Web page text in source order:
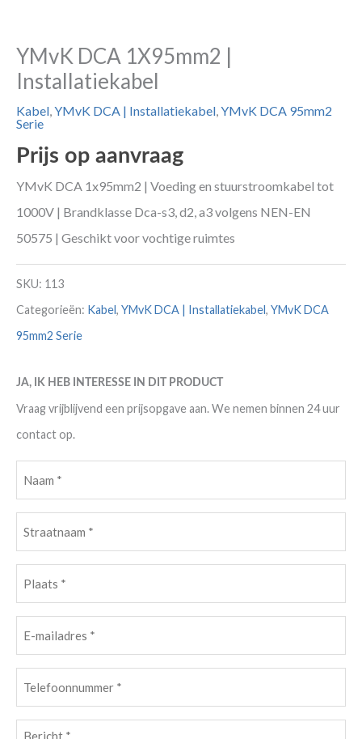
YMvK DCA 1X95mm2 |
Installatiekabel
Kabel,YMvK DCA | Installatiekabel,YMvK DCA 95mm2
Serie
Prijs op aanvraag
YMvK DCA 1x95mm2 | Voeding en stuurstroomkabel tot
1000V | Brandklasse Dca-s3, d2, a3 volgens NEN-EN
50575 | Geschikt voor vochtige ruimtes
SKU: 113
Categorieën: Kabel, YMvK DCA | Installatiekabel, YMvK DCA
95mm2 Serie
JA, IK HEB INTERESSE IN DIT PRODUCT
Vraag vrijblijvend een prijsopgave aan. We nemen binnen 24 uur
contact op.
(Vereist)
(Vereist)
(Vereist)
mailadres(Vereist)
(Vereist)
Bericht (Vereist)